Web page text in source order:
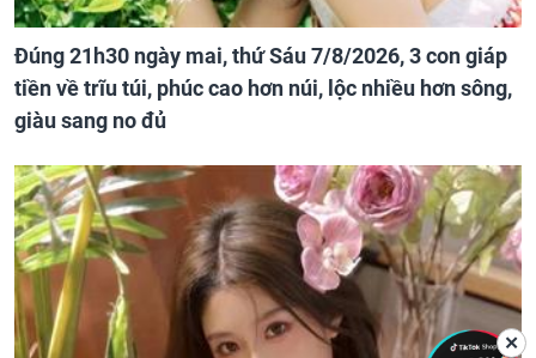
Đúng 21h30 ngày mai, thứ Sáu 7/8/2026, 3 con giáp
tiền về trĩu túi, phúc cao hơn núi, lộc nhiều hơn sông,
giàu sang no đủ
✕